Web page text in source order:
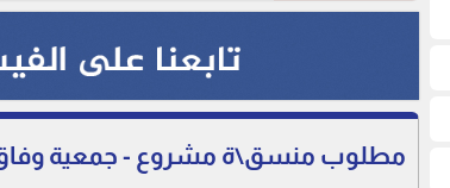
مطلوب منسق\ة مشروع - جمعية وفاق